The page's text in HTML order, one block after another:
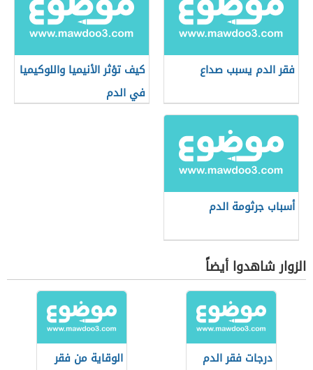
فقر الدم يسبب صداع
كيف تؤثر الأنيميا واللوكيميا
في الدم
أسباب جرثومة الدم
الزوار شاهدوا أيضاً
درجات فقر الدم الوقاية من فقر